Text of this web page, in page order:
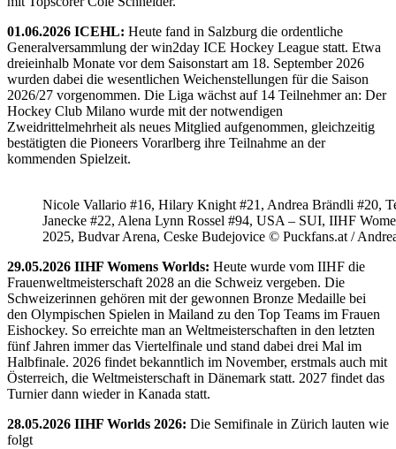
01.06.2026 ICEHL: Heute fand in Salzburg die ordentliche
Generalversammlung der win2day ICE Hockey League statt. Etwa
dreieinhalb Monate vor dem Saisonstart am 18. September 2026
wurden dabei die wesentlichen Weichenstellungen für die Saison
2026/27 vorgenommen. Die Liga wächst auf 14 Teilnehmer an: Der
Hockey Club Milano wurde mit der notwendigen
Zweidrittelmehrheit als neues Mitglied aufgenommen, gleichzeitig
bestätigten die Pioneers Vorarlberg ihre Teilnahme an der
kommenden Spielzeit.
Nicole Vallario #16, Hilary Knight #21, Andrea Brändli #20,
Janecke #22, Alena Lynn Rossel #94, USA – SUI, IIHF
2025, Budvar Arena, Ceske Budejovice © Puckfans.at /
29.05.2026 IIHF Womens Worlds: Heute wurde vom IIHF die
Frauenweltmeisterschaft 2028 an die Schweiz vergeben. Die
Schweizerinnen gehören mit der gewonnen Bronze Medaille bei
den Olympischen Spielen in Mailand zu den Top Teams im Frauen
Eishockey. So erreichte man an Weltmeisterschaften in den letzten
fünf Jahren immer das Viertelfinale und stand dabei drei Mal im
Halbfinale. 2026 findet bekanntlich im November, erstmals auch mit
Österreich, die Weltmeisterschaft in Dänemark statt. 2027 findet das
Turnier dann wieder in Kanada statt.
28.05.2026 IIHF Worlds 2026: Die Semifinale in Zürich lauten wie
folgt